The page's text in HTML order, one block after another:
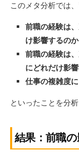
このメタ分析では
前職の経験は
け影響するのか
前職の経験は
にどれだけ影
仕事の複雑度
といったことを分
結果：前職